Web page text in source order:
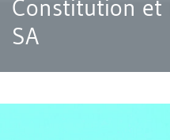
Constitution et
SA